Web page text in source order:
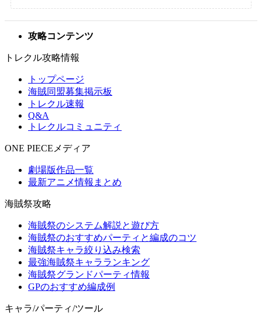
攻略コンテンツ
トレクル攻略情報
トップページ
海賊同盟募集掲示板
トレクル速報
Q&A
トレクルコミュニティ
ONE PIECEメディア
劇場版作品一覧
最新アニメ情報まとめ
海賊祭攻略
海賊祭のシステム解説と遊び方
海賊祭のおすすめパーティと編成のコツ
海賊祭キャラ絞り込み検索
最強海賊祭キャラランキング
海賊祭グランドパーティ情報
GPのおすすめ編成例
キャラ/パーティ/ツール